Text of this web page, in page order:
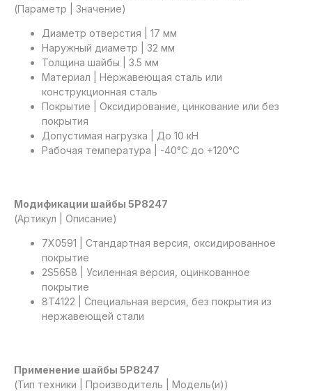
(Параметр | Значение)
Диаметр отверстия | 17 мм
Наружный диаметр | 32 мм
Толщина шайбы | 3.5 мм
Материал | Нержавеющая сталь или
конструкционная сталь
Покрытие | Оксидирование, цинкование или без
покрытия
Допустимая нагрузка | До 10 кН
Рабочая температура | -40°C до +120°C
Модификации шайбы 5P8247
(Артикул | Описание)
7X0591 | Стандартная версия, оксидированное
покрытие
2S5658 | Усиленная версия, оцинкованное
покрытие
8T4122 | Специальная версия, без покрытия из
нержавеющей стали
Применение шайбы 5P8247
(Тип техники | Производитель | Модель(и))